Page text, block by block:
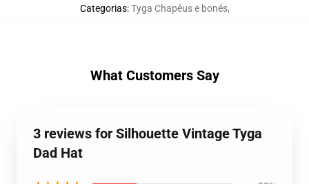
Categorias:Tyga Chapéus e bonés,
What Customers Say
3 reviews for Silhouette Vintage Tyga
Dad Hat